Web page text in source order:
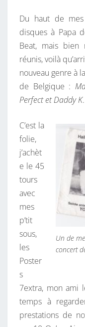
Du haut de
disques à Papa
Beat, mais
réunis, voilà
nouveau genre à
de Belgique :
Perfect et Daddy K.
Un de
concert
C’est la
folie,
j’achèt
e le 45
tours
avec
mes
p’tit
sous,
les
Poster
s
7extra, mon ami
temps à
prestations de